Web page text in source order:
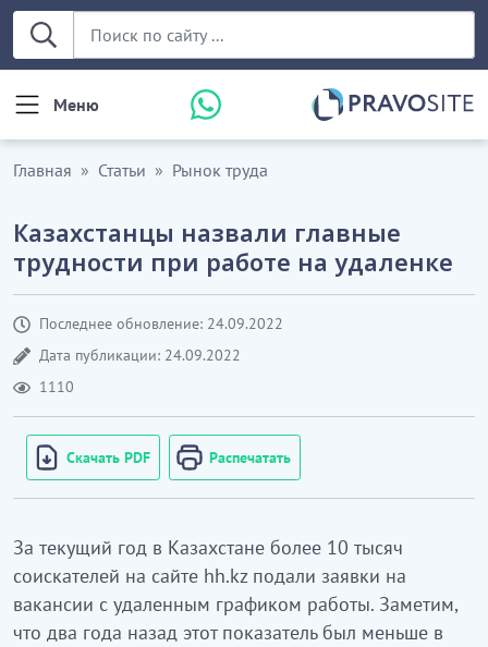
Меню
Главная Статьи Рынок труда
Казахстанцы назвали главные
трудности при работе на удаленке
Последнее обновление: 24.09.2022
Дата публикации: 24.09.2022
1110
Скачать PDF Распечатать
За текущий год в Казахстане более 10 тысяч
соискателей на сайте hh.kz подали заявки на
вакансии с удаленным графиком работы. Заметим,
что два года назад этот показатель был меньше в